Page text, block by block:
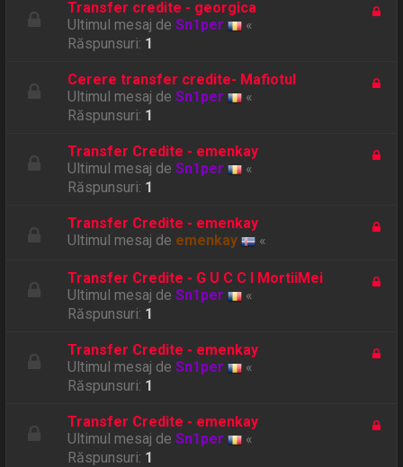
Transfer credite - georgica
Ultimul mesaj deSn1per
«
Răspunsuri: 1
Cerere transfer credite- Mafiotul
Ultimul mesaj deSn1per
«
Răspunsuri: 1
Transfer Credite - emenkay
Ultimul mesaj deSn1per
«
Răspunsuri: 1
Transfer Credite - emenkay
Ultimul mesaj de emenkay «
Transfer Credite - G U C C I MortiiMei
Ultimul mesaj deSn1per
«
Răspunsuri: 1
Transfer Credite - emenkay
Ultimul mesaj deSn1per
«
Răspunsuri: 1
Transfer Credite - emenkay
Ultimul mesaj deSn1per
«
Răspunsuri: 1